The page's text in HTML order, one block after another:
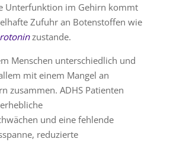
Unterfunktion im Gehirn kommt
Zufuhr an Botenstoffen wie
zustande.
Menschen unterschiedlich und
mit einem Mangel an
zusammen. ADHS Patienten
und eine fehlende
reduzierte